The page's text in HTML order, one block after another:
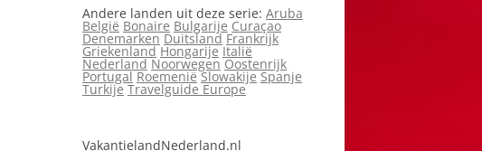
Andere landen uit deze serie: Aruba
België Bonaire Bulgarije Curaçao
Denemarken Duitsland Frankrijk
Griekenland Hongarije Italië
Nederland Noorwegen Oostenrijk
Portugal Roemenië Slowakije Spanje
Turkije Travelguide Europe
VakantielandNederland.nl